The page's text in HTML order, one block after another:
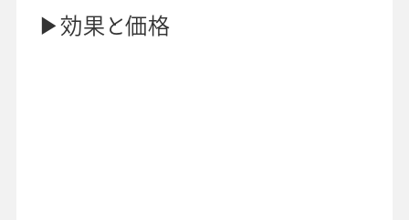
学校向け人材育成事業 企業情報
▶効果と価格